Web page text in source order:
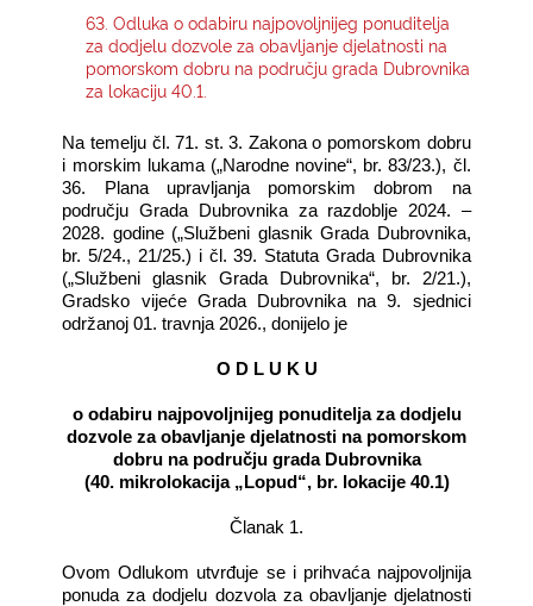
KONTAKTI
63. Odluka o odabiru najpovoljnijeg ponuditelja
za dodjelu dozvole za obavljanje djelatnosti na
pomorskom dobru na području grada Dubrovnika
za lokaciju 40.1.
Na temelju čl. 71. st. 3. Zakona o pomorskom dobru
i morskim lukama („Narodne novine“, br. 83/23.), čl.
36. Plana upravljanja pomorskim dobrom na
području Grada Dubrovnika za razdoblje 2024. –
2028. godine („Službeni glasnik Grada Dubrovnika,
br. 5/24., 21/25.) i čl. 39. Statuta Grada Dubrovnika
(„Službeni glasnik Grada Dubrovnika“, br. 2/21.),
Gradsko vijeće Grada Dubrovnika na 9. sjednici
održanoj 01. travnja 2026., donijelo je
O D L U K U
o odabiru najpovoljnijeg ponuditelja za dodjelu
dozvole za obavljanje djelatnosti na pomorskom
dobru na području grada Dubrovnika
(40. mikrolokacija „Lopud“, br. lokacije 40.1)
Članak 1.
Ovom Odlukom utvrđuje se i prihvaća najpovoljnija
ponuda za dodjelu dozvola za obavljanje djelatnosti